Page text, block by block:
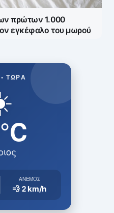
πρώτων 1.000
εγκέφαλο του μωρού
ΤΏΡΑ
ΆΝΕΜΟΣ
💨 2km/h